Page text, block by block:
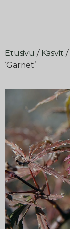
Etusivu / Kasvit /
‘Garnet’